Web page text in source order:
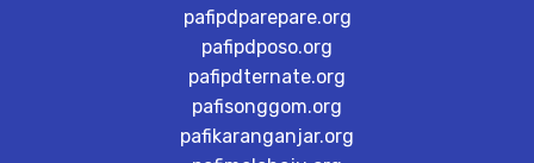
pafipdparepare.org
pafipdposo.org
pafipdternate.org
pafisonggom.org
pafikaranganjar.org